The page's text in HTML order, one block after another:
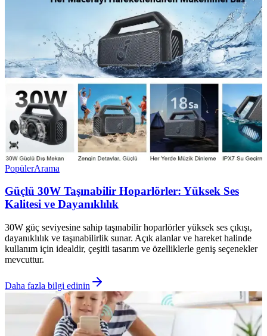
PopülerArama
Güçlü 30W Taşınabilir Hoparlörler: Yüksek Ses
Kalitesi ve Dayanıklılık
30W güç seviyesine sahip taşınabilir hoparlörler yüksek ses çıkışı,
dayanıklılık ve taşınabilirlik sunar. Açık alanlar ve hareket halinde
kullanım için idealdir, çeşitli tasarım ve özelliklerle geniş seçenekler
mevcuttur.
Daha fazla bilgi edinin